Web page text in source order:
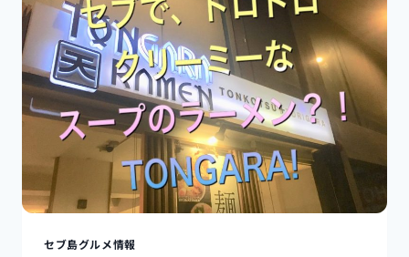
絶
対
行
く
べ
き
ス
ポ
ッ
ト
10
[ア
セブ島グルメ情報